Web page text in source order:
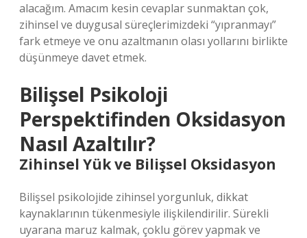
alacağım. Amacım kesin cevaplar sunmaktan çok,
zihinsel ve duygusal süreçlerimizdeki “yıpranmayı”
fark etmeye ve onu azaltmanın olası yollarını birlikte
düşünmeye davet etmek.
Bilişsel Psikoloji
Perspektifinden Oksidasyon
Nasıl Azaltılır?
Zihinsel Yük ve Bilişsel Oksidasyon
Bilişsel psikolojide zihinsel yorgunluk, dikkat
kaynaklarının tükenmesiyle ilişkilendirilir. Sürekli
uyarana maruz kalmak, çoklu görev yapmak ve